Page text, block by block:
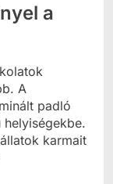
a
A
padló
karmait